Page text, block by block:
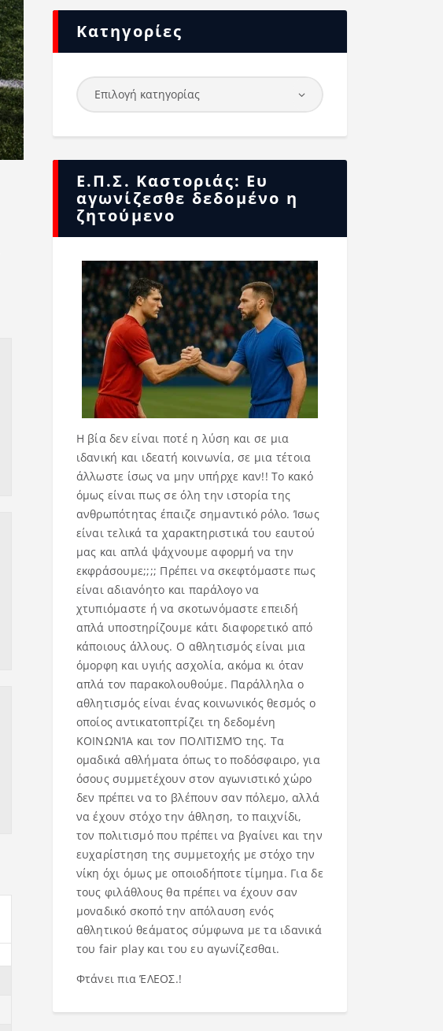
Κατηγορίες
Ε.Π.Σ. Καστοριάς: Ευ
αγωνίζεσθε δεδομένο η
ζητούμενο
Η βία δεν είναι ποτέ η λύση και σε μια
ιδανική και ιδεατή κοινωνία, σε μια τέτοια
άλλωστε ίσως να μην υπήρχε καν!! Το κακό
όμως είναι πως σε όλη την ιστορία της
ανθρωπότητας έπαιζε σημαντικό ρόλο. Ίσως
είναι τελικά τα χαρακτηριστικά του εαυτού
μας και απλά ψάχνουμε αφορμή να την
εκφράσουμε;;;; Πρέπει να σκεφτόμαστε πως
είναι αδιανόητο και παράλογο να
χτυπιόμαστε ή να σκοτωνόμαστε επειδή
απλά υποστηρίζουμε κάτι διαφορετικό από
κάποιους άλλους. Ο αθλητισμός είναι μια
όμορφη και υγιής ασχολία, ακόμα κι όταν
απλά τον παρακολουθούμε. Παράλληλα ο
αθλητισμός είναι ένας κοινωνικός θεσμός ο
οποίος αντικατοπτρίζει τη δεδομένη
ΚΟΙΝΩΝΊΑ και τον ΠΟΛΙΤΙΣΜΌ της. Τα
ομαδικά αθλήματα όπως το ποδόσφαιρο, για
όσους συμμετέχουν στον αγωνιστικό χώρο
δεν πρέπει να το βλέπουν σαν πόλεμο, αλλά
να έχουν στόχο την άθληση, το παιχνίδι,
τον πολιτισμό που πρέπει να βγαίνει και την
ευχαρίστηση της συμμετοχής με στόχο την
νίκη όχι όμως με οποιοδήποτε τίμημα. Για δε
τους φιλάθλους θα πρέπει να έχουν σαν
μοναδικό σκοπό την απόλαυση ενός
αθλητικού θεάματος σύμφωνα με τα ιδανικά
του fair play και του ευ αγωνίζεσθαι.
Φτάνει πια ΈΛΕΟΣ.!